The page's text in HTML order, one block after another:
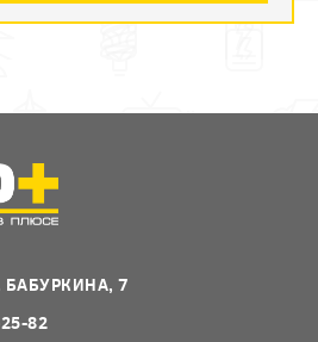
БАБУРКИНА, 7
82